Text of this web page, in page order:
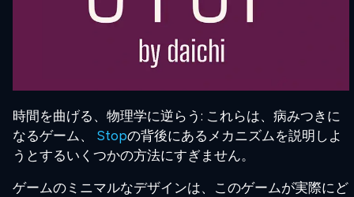
時間を曲げる、物理学に逆らう: これらは、病みつきに
なるゲーム、 Stopの背後にあるメカニズムを説明しよ
うとするいくつかの方法にすぎません。
ゲームのミニマルなデザインは、このゲームが実際にど